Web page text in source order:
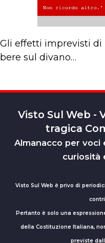
Gli effetti imprevisti di
bere sul divano…
Visto Sul Web -
tragica
Almanacco per voci
curiosità
Visto Sul Web è privo di
Pertanto è solo una
della Costituzione Italiana,
previste